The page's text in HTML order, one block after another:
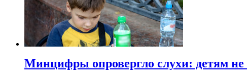
Минцифры опровергло слухи: детям не